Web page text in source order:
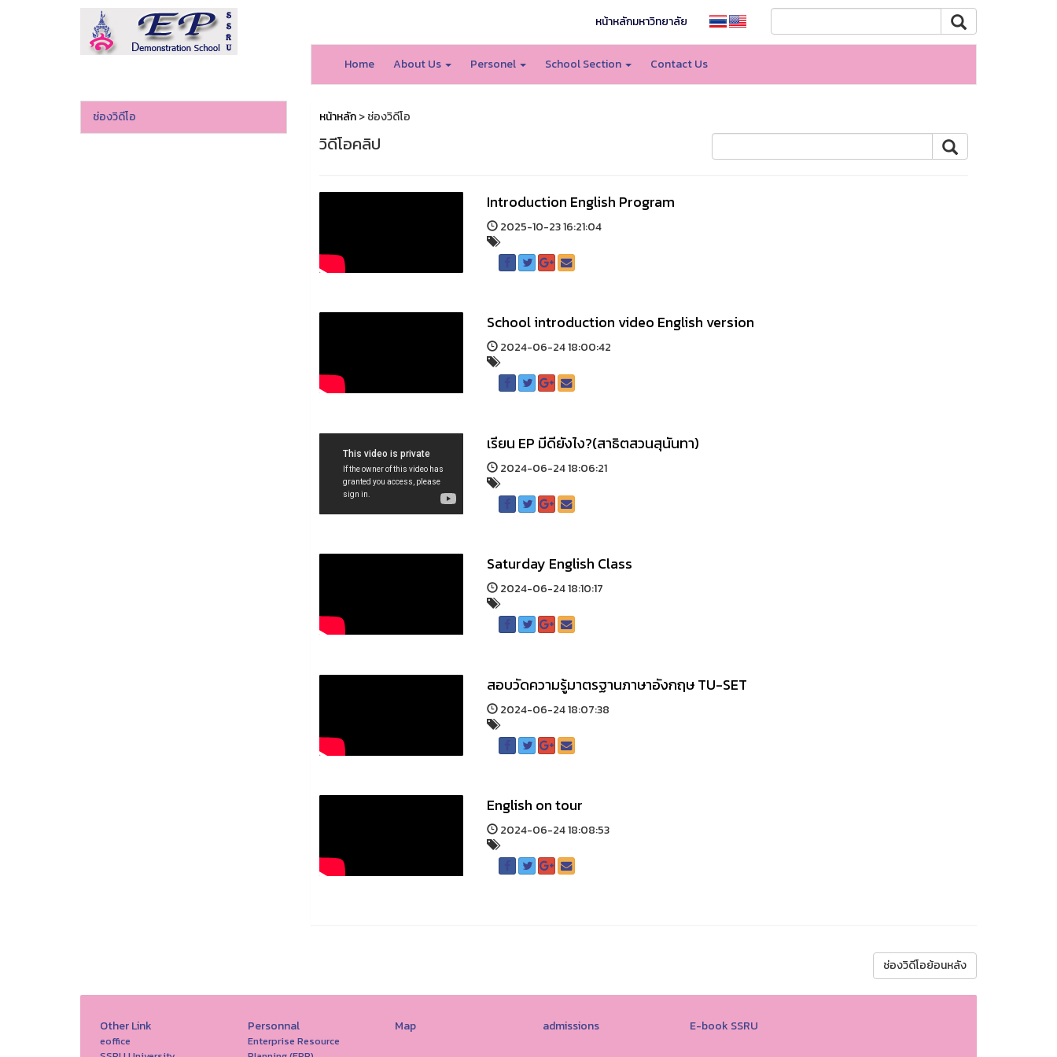
หน้าหลักมหาวิทยาลัย
Home About Us Personel School Section Contact Us
ช่องวิดีโอ หน้าหลัก> ช่องวิดีโอ
วิดีโอคลิป
Introduction English Program
2025-10-23 16:21:04
School introduction video English version
2024-06-24 18:00:42
เรียน EP มีดียังไง?(สาธิตสวนสุนันทา)
2024-06-24 18:06:21
Saturday English Class
2024-06-24 18:10:17
สอบวัดความรู้มาตรฐานภาษาอังกฤษ TU-SET
2024-06-24 18:07:38
English on tour
2024-06-24 18:08:53
ช่องวิดีโอย้อนหลัง
Other Link
eoffice
Personnal
Enterprise Resource
Map admissions E-book SSRU